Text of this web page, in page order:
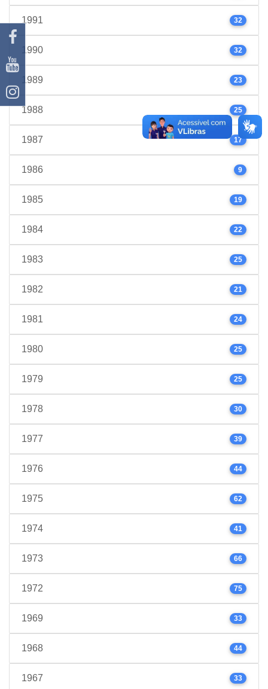
1991 32
1990 32
1989 23
1988 25
1987 17
1986 9
1985 19
1984 22
1983 25
1982 21
1981 24
1980 25
1979 25
1978 30
1977 39
1976 44
1975 62
1974 41
1973 66
1972 75
1969 33
1968 44
1967 33